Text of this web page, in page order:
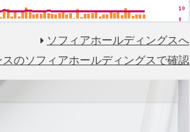
ソフィアホールディングスへ
のソフィアホールディングスで確認